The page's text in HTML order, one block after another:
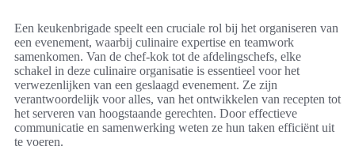
Een keukenbrigade speelt een cruciale rol bij het organiseren van
een evenement, waarbij culinaire expertise en teamwork
samenkomen. Van de chef-kok tot de afdelingschefs, elke
schakel in deze culinaire organisatie is essentieel voor het
verwezenlijken van een geslaagd evenement. Ze zijn
verantwoordelijk voor alles, van het ontwikkelen van recepten tot
het serveren van hoogstaande gerechten. Door effectieve
communicatie en samenwerking weten ze hun taken efficiënt uit
te voeren.